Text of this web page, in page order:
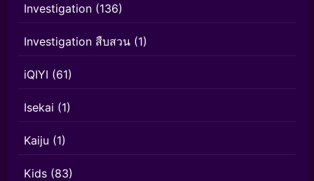
Investigation (136)
Investigation สืบสวน (1)
iQIYI (61)
Isekai (1)
Kaiju (1)
Kids (83)